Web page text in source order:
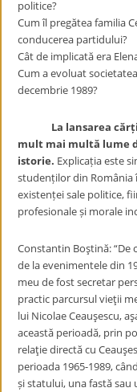
politice?
Cum îl pregătea familia
conducerea partidului?
Cât de implicată era
Cum a evoluat
decembrie 1989?
La lansarea
mult mai multă lume
istorie. Explicația este
studenților din România
existenței sale politice,
profesionale și morale
Constantin Boştină: “De
de la evenimentele din
meu de fost secretar
practic parcursul vieţii
lui Nicolae Ceauşescu,
această perioadă, prin
relaţie directă cu
perioada 1965-1989,
și statului, una fastă sau